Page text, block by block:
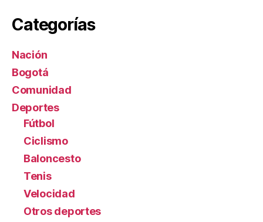
Categorías
Nación
Bogotá
Comunidad
Deportes
Fútbol
Ciclismo
Baloncesto
Tenis
Velocidad
Otros deportes